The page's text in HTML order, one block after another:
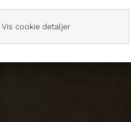
Vis cookie detaljer